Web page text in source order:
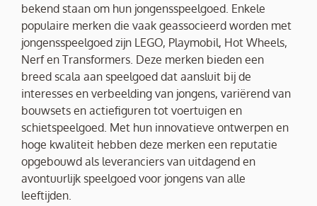
bekend staan om hun jongensspeelgoed. Enkele
populaire merken die vaak geassocieerd worden met
jongensspeelgoed zijn LEGO, Playmobil, Hot Wheels,
Nerf en Transformers. Deze merken bieden een
breed scala aan speelgoed dat aansluit bij de
interesses en verbeelding van jongens, variërend van
bouwsets en actiefiguren tot voertuigen en
schietspeelgoed. Met hun innovatieve ontwerpen en
hoge kwaliteit hebben deze merken een reputatie
opgebouwd als leveranciers van uitdagend en
avontuurlijk speelgoed voor jongens van alle
leeftijden.